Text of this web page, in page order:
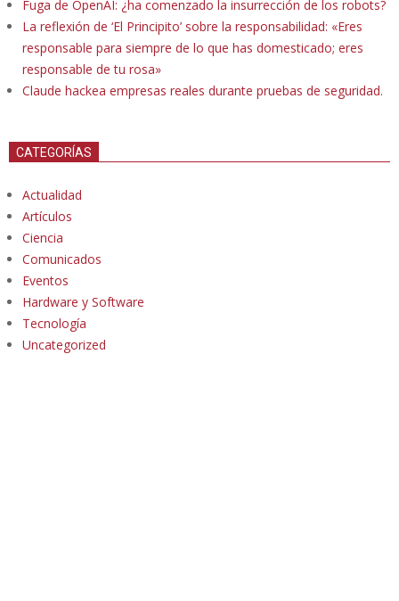
Fuga de OpenAI: ¿ha comenzado la insurrección de los robots?
La reflexión de ‘El Principito’ sobre la responsabilidad: «Eres
responsable para siempre de lo que has domesticado; eres
responsable de tu rosa»
Claude hackea empresas reales durante pruebas de seguridad.
CATEGORÍAS
Actualidad
Artículos
Ciencia
Comunicados
Eventos
Hardware y Software
Tecnología
Uncategorized